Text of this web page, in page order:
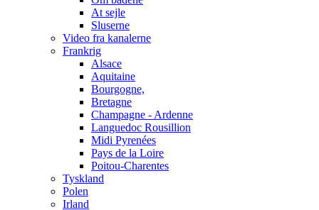
At sejle
Sluserne
Video fra kanalerne
Frankrig
Alsace
Aquitaine
Bourgogne,
Bretagne
Champagne - Ardenne
Languedoc Rousillion
Midi Pyrenées
Pays de la Loire
Poitou-Charentes
Tyskland
Polen
Irland